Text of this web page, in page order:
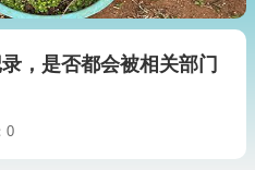
，是否都会被相关部门
0